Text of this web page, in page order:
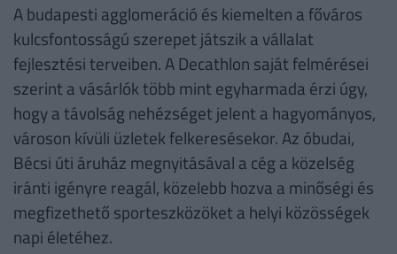
A budapesti agglomeráció és kiemelten a főváros
kulcsfontosságú szerepet játszik a vállalat
fejlesztési terveiben. A Decathlon saját felmérései
szerint a vásárlók több mint egyharmada érzi úgy,
hogy a távolság nehézséget jelent a hagyományos,
városon kívüli üzletek felkeresésekor. Az óbudai,
Bécsi úti áruház megnyitásával a cég a közelség
iránti igényre reagál, közelebb hozva a minőségi és
megfizethető sporteszközöket a helyi közösségek
napi életéhez.